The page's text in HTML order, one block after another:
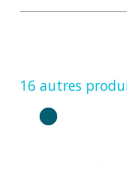
16 autres